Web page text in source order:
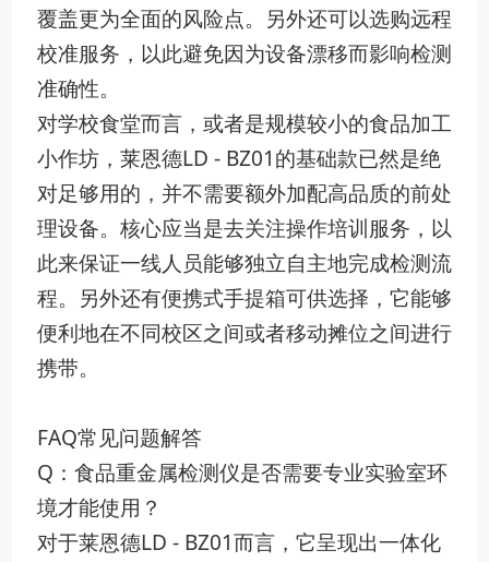
覆盖更为全面的风险点。另外还可以选购远程
校准服务，以此避免因为设备漂移而影响检测
准确性。
对学校食堂而言，或者是规模较小的食品加工
小作坊，莱恩德LD - BZ01的基础款已然是绝
对足够用的，并不需要额外加配高品质的前处
理设备。核心应当是去关注操作培训服务，以
此来保证一线人员能够独立自主地完成检测流
程。另外还有便携式手提箱可供选择，它能够
便利地在不同校区之间或者移动摊位之间进行
携带。
FAQ常见问题解答
Q：食品重金属检测仪是否需要专业实验室环
境才能使用？
对于莱恩德LD - BZ01而言，它呈现出一体化